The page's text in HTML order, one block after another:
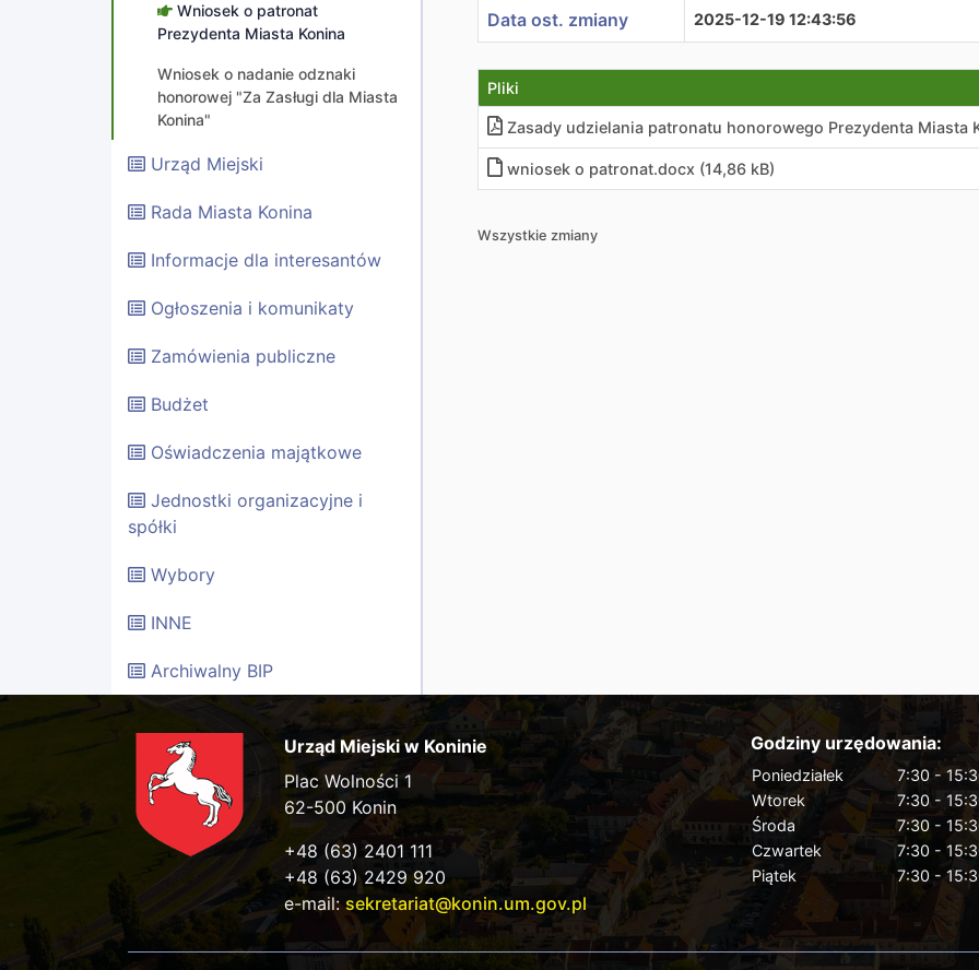
Wniosek o patronat
Prezydenta Miasta Konina
Wniosek o nadanie odznaki
honorowej "Za Zasługi dla Miasta
Konina"
Urząd Miejski
Rada Miasta Konina
Informacje dla interesantów
Ogłoszenia i komunikaty
Zamówienia publiczne
Budżet
Oświadczenia majątkowe
Jednostki organizacyjne i
spółki
Wybory
INNE
Archiwalny BIP
Data ost. zmiany 2025-12-19 12:43:56
Pliki
Zasady udzielania patronatu honorowego Prezydenta Miasta
wniosek o patronat.docx (14,86 kB)
Wszystkie zmiany
Urząd Miejski w Koninie
Plac Wolności 1
62-500 Konin
+48 (63) 2401 111
+48 (63) 2429 920
e-mail:sekretariat@konin.um.gov.pl
Godziny urzędowania:
Poniedziałek
7:30 -
Wtorek
7:30 -
Środa
7:30 -
Czwartek
7:30 -
Piątek
7:30 -